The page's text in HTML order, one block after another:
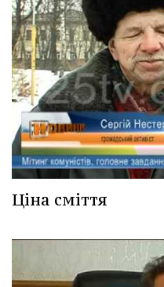
Ціна сміття